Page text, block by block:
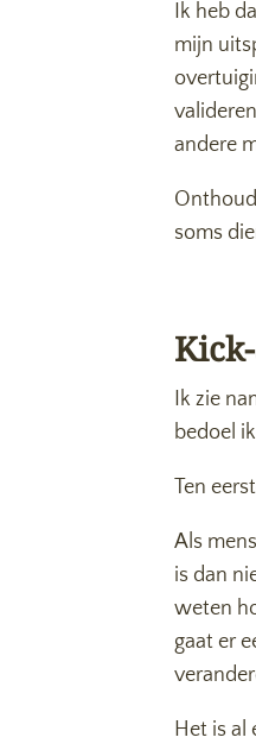
Ik heb
mijn
andere
soms
Ik zie
bedoel
Ten
Als
is dan
weten
gaat er
Het is al